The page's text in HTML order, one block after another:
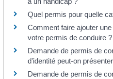
Quel permis pour quelle
Comment faire ajouter
votre permis de conduire ?
Demande de permis de
d'identité peut-on
Demande de permis de